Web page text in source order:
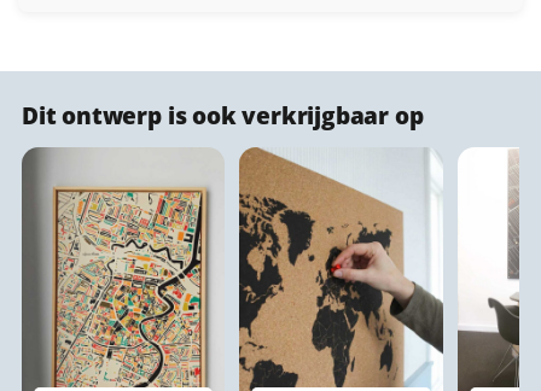
Dit ontwerp is ook verkrijgbaar op